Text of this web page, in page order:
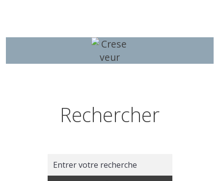
Rechercher